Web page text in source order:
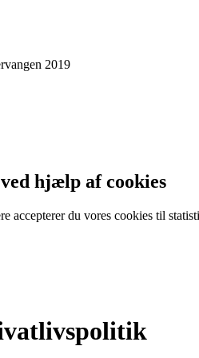
2019
hjælp af cookies
accepterer du vores cookies til